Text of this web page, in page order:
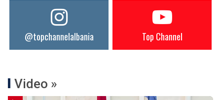
@topchannelalbania Top Channel
Video »